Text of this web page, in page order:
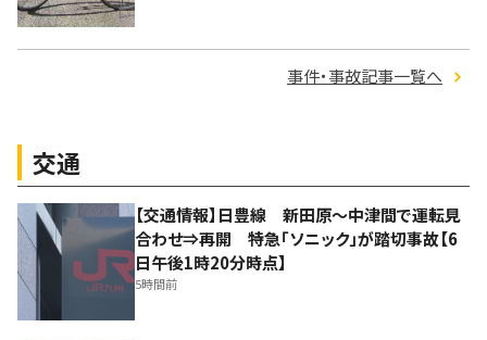
事件・事故記事一覧へ
交通
【交通情報】日豊線 新田原～中津間で運転見
合わせ⇒再開 特急「ソニック」が踏切事故【6
日午後1時20分時点】
5時間前